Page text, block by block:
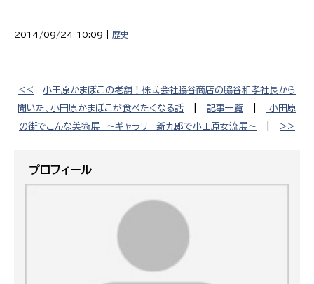
2014/09/24 10:09 | 歴史
<<
小田原かまぼこの老舗！株式会社脇谷商店の脇谷和孝社長から
聞いた、小田原かまぼこが食べたくなる話
記事一覧
小田原
の街でこんな美術展 〜ギャラリー新九郎で小田原女流展〜
>>
プロフィール